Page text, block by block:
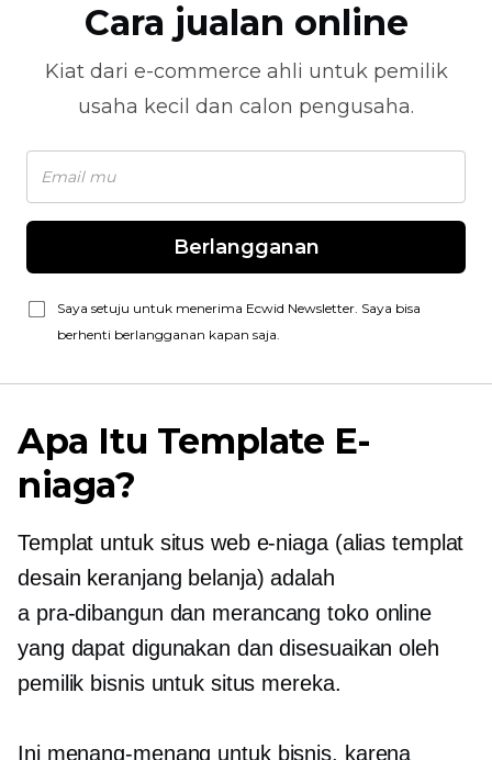
Cara jualan online
Kiat dari e-commerce ahli untuk pemilik
usaha kecil dan calon pengusaha.
Berlangganan
Saya setuju untuk menerima Ecwid Newsletter. Saya bisa
berhenti berlangganan kapan saja.
Apa Itu Template E-
niaga?
Templat untuk situs web e-niaga (alias templat
desain keranjang belanja) adalah
a pra-dibangun dan merancang toko online
yang dapat digunakan dan disesuaikan oleh
pemilik bisnis untuk situs mereka.
Ini menang-menang untuk bisnis, karena